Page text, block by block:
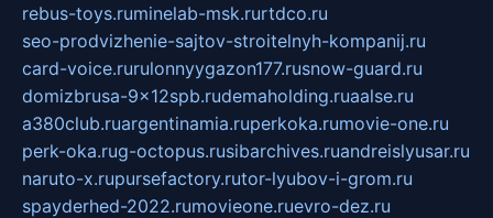
rebus-toys.ruminelab-msk.rurtdco.ru
seo-prodvizhenie-sajtov-stroitelnyh-kompanij.ru
card-voice.rurulonnyygazon177.rusnow-guard.ru
domizbrusa-9x12spb.rudemaholding.ruaalse.ru
a380club.ruargentinamia.ruperkoka.rumovie-one.ru
perk-oka.rug-octopus.rusibarchives.ruandreislyusar.ru
naruto-x.rupursefactory.rutor-lyubov-i-grom.ru
spayderhed-2022.rumovieone.ruevro-dez.ru